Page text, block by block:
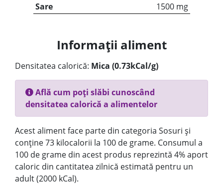
Sare
1500 mg
Informații aliment
Densitatea calorică: Mica (0.73kCal/g)
Află cum poți slăbi cunoscând
densitatea calorică a alimentelor
Acest aliment face parte din categoria Sosuri și
conține 73 kilocalorii la 100 de grame. Consumul a
100 de grame din acest produs reprezintă 4% aport
caloric din cantitatea zilnică estimată pentru un
adult (2000 kCal).